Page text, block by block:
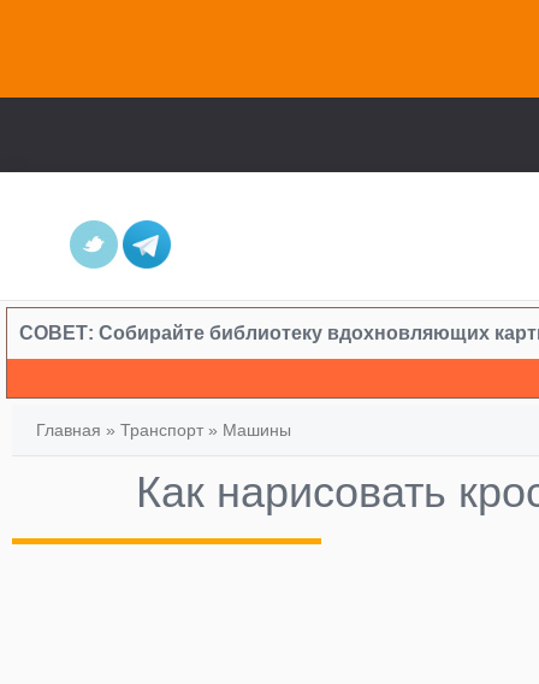
СОВЕТ: Собирайте библиотеку вдохновляющих
Главная » Транспорт » Машины
Как нарисовать